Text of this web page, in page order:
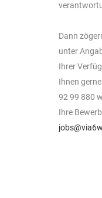
Dann
unter
Ihrer
Ihnen
92 99 880
Ihre